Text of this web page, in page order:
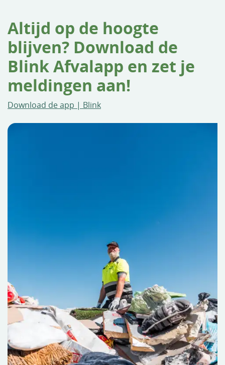
Altijd op de hoogte
blijven? Download de
Blink Afvalapp en zet je
meldingen aan!
Download de app | Blink